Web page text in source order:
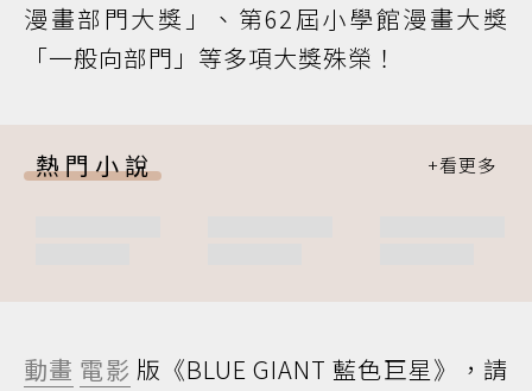
漫畫部門大獎」、第62屆小學館漫畫大獎
「一般向部門」等多項大獎殊榮！
熱門小說
動畫 電影 版《BLUE GIANT 藍色巨星》，請